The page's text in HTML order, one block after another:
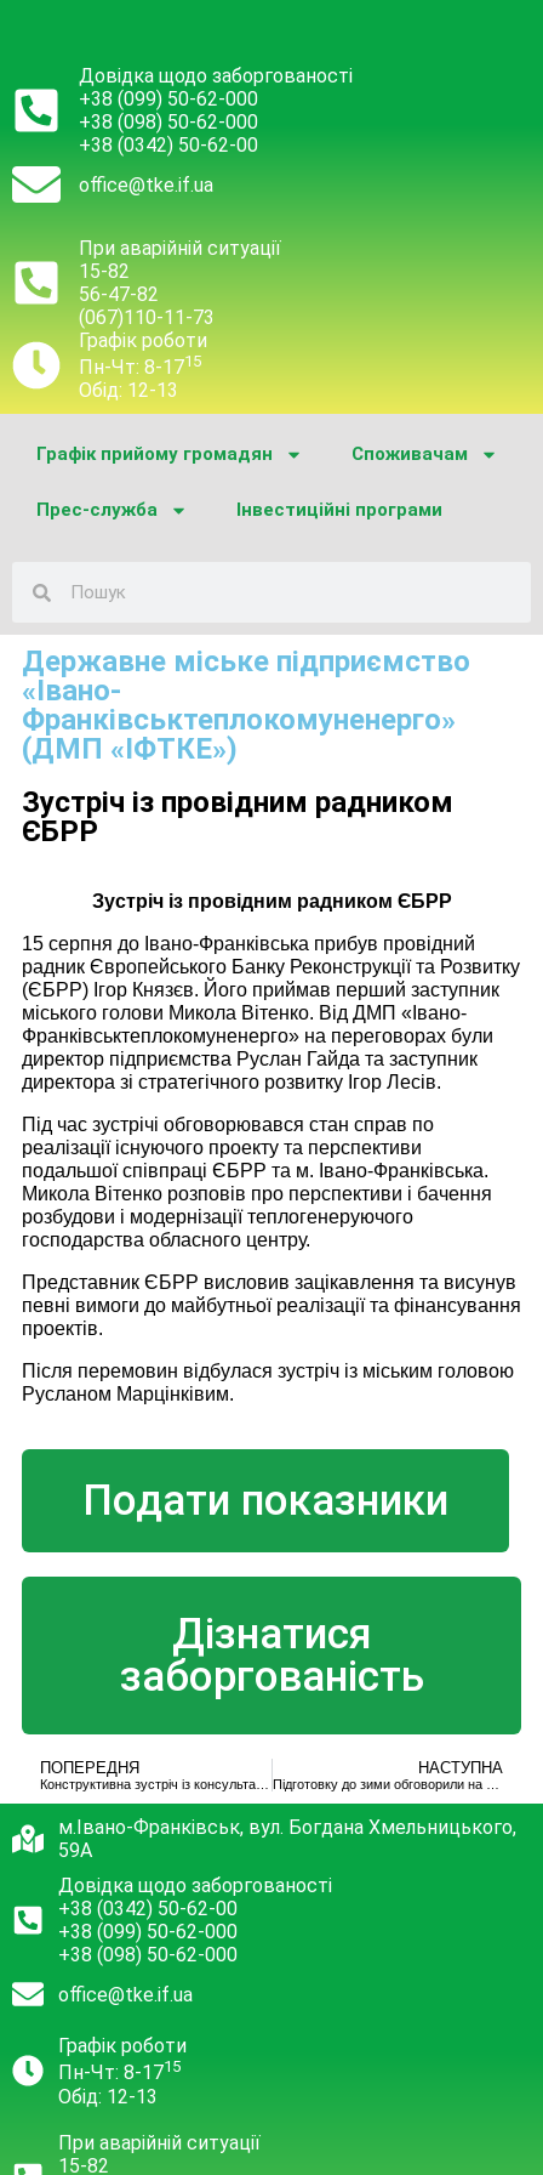
Довідка щодо заборгованості
+38 (099) 50-62-000
+38 (098) 50-62-000
+38 (0342) 50-62-00
office@tke.if.ua
При аварійній ситуації
15-82
56-47-82
(067)110-11-73
Графік роботи
Пн-Чт: 8-1715
Обід: 12-13
Графік прийому громадян Споживачам
Прес-служба Інвестиційні програми
Державне міське підприємство
«Івано-
Франківськтеплокомуненерго»
(ДМП «ІФТКЕ»)
Зустріч із провідним радником
ЄБРР
Зустріч із провідним радником ЄБРР
15 серпня до Івано-Франківська прибув провідний
радник Європейського Банку Реконструкції та Розвитку
(ЄБРР) Ігор Князєв. Його приймав перший заступник
міського голови Микола Вітенко. Від ДМП «Івано-
Франківськтеплокомуненерго» на переговорах були
директор підприємства Руслан Гайда та заступник
директора зі стратегічного розвитку Ігор Лесів.
Під час зустрічі обговорювався стан справ по
реалізації існуючого проекту та перспективи
подальшої співпраці ЄБРР та м. Івано-Франківська.
Микола Вітенко розповів про перспективи і бачення
розбудови і модернізації теплогенеруючого
господарства обласного центру.
Представник ЄБРР висловив зацікавлення та висунув
певні вимоги до майбутньої реалізації та фінансування
проектів.
Після перемовин відбулася зустріч із міським головою
Русланом Марцінківим.
Подати показники
Дізнатися
заборгованість
ПОПЕРЕДНЯ НАСТУПНА
м.Івано-Франківськ, вул. Богдана Хмельницького,
59А
Довідка щодо заборгованості
+38 (0342) 50-62-00
+38 (099) 50-62-000
+38 (098) 50-62-000
office@tke.if.ua
Графік роботи
Пн-Чт: 8-1715
Обід: 12-13
При аварійній ситуації
15-82